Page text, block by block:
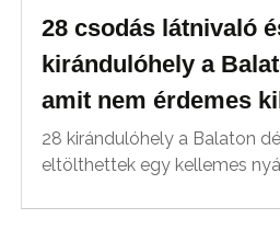
28 csodás látnivaló
kirándulóhely a
amit nem érdemes
28 kirándulóhely a Balaton
eltölthettek egy kellemes